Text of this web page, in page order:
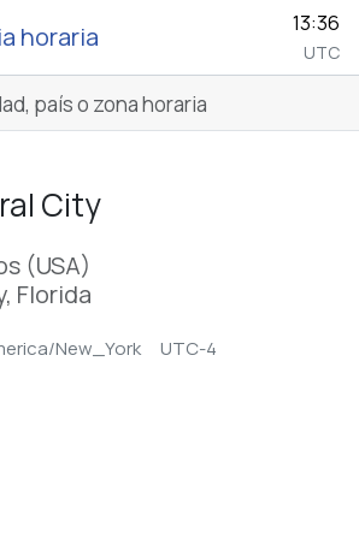
horaria 13:36
UTC
City
(USA)
Florida
New_York UTC-4